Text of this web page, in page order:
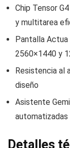
Chip Tensor
y multitarea
Pantalla Actua
2560×1440 y
Resistencia al
diseño
Asistente
automatizadas
Detalles